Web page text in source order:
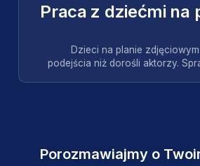
Praca z dziećmi na
Dzieci na planie
podejścia niż dorośli aktorzy.
Porozmawiajmy o